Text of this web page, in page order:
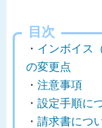
目次
・ インボイス
の変更点
・ 注意事項
・ 設定手順に
・ 請求書につ